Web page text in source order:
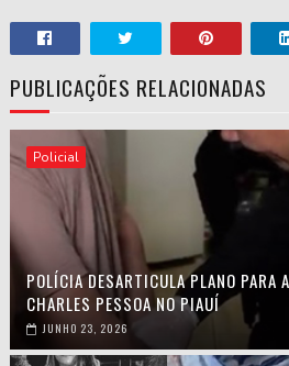
PUBLICAÇÕES RELACIONADAS
Policial
POLÍCIA DESARTICULA PLANO PARA
CHARLES PESSOA NO PIAUÍ
JUNHO 23, 2026